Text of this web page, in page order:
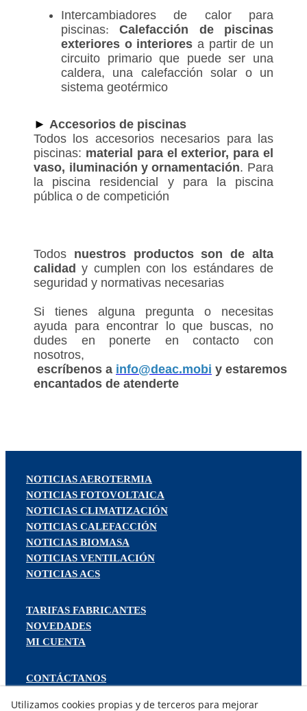
Intercambiadores de calor para
piscinas:Calefacción de piscinas
exteriores o interiores a partir de un
circuito primario que puede ser una
caldera, una calefacción solar o un
sistema geotérmico
► Accesorios de piscinas
Todos los accesorios necesarios para las
piscinas: material para el exterior, para el
vaso, iluminación y ornamentación. Para
la piscina residencial y para la piscina
pública o de competición
Todos nuestros productos son de alta
calidad y cumplen con los estándares de
seguridad y normativas necesarias
Si tienes alguna pregunta o necesitas
ayuda para encontrar lo que buscas, no
dudes en ponerte en contacto con
nosotros,
escríbenos a info@deac.mobi y estaremos
encantados de atenderte
NOTICIAS AEROTERMIA
NOTICIAS FOTOVOLTAICA
NOTICIAS CLIMATIZACIÓN
NOTICIAS CALEFACCIÓN
NOTICIAS BIOMASA
NOTICIAS VENTILACIÓN
NOTICIAS ACS
TARIFAS FABRICANTES
NOVEDADES
MI CUENTA
CONTÁCTANOS
Utilizamos cookies propias y de terceros para mejorar